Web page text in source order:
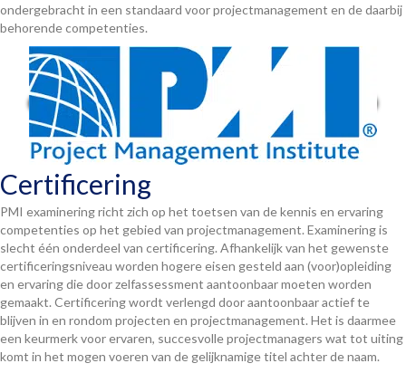
ondergebracht in een standaard voor projectmanagement en de daarbij
behorende competenties.
Certificering
PMI examinering richt zich op het toetsen van de kennis en ervaring
competenties op het gebied van projectmanagement. Examinering is
slecht één onderdeel van certificering. Afhankelijk van het gewenste
certificeringsniveau worden hogere eisen gesteld aan (voor)opleiding
en ervaring die door zelfassessment aantoonbaar moeten worden
gemaakt. Certificering wordt verlengd door aantoonbaar actief te
blijven in en rondom projecten en projectmanagement. Het is daarmee
een keurmerk voor ervaren, succesvolle projectmanagers wat tot uiting
komt in het mogen voeren van de gelijknamige titel achter de naam.